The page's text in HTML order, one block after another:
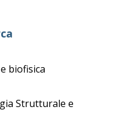
biofisica
Strutturale e